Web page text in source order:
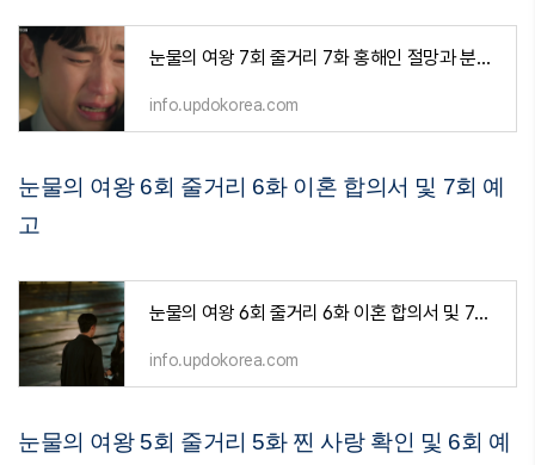
눈물의 여왕 7회 줄거리 7화 홍해인 절망과 분노 및 8회 예고
info.updokorea.com
눈물의 여왕 6회 줄거리 6화 이혼 합의서 및 7회 예
고
눈물의 여왕 6회 줄거리 6화 이혼 합의서 및 7회 예고
info.updokorea.com
눈물의 여왕 5회 줄거리 5화 찐 사랑 확인 및 6회 예